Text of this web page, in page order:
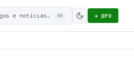
e notícias… ⌘K
Ativar modo
★ pro